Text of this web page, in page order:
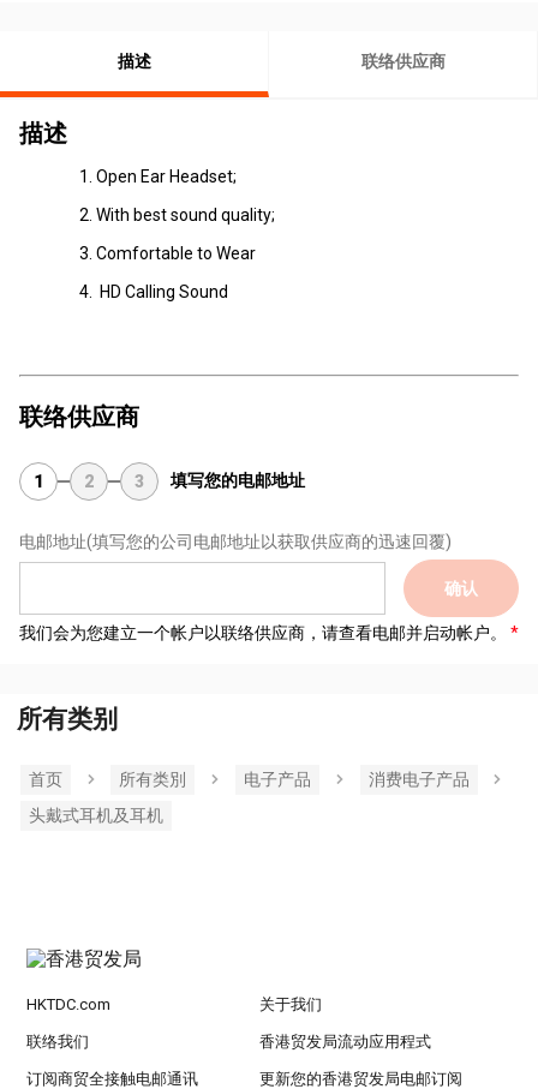
描述 联络供应商
描述
Open Ear Headset;
With best sound quality;
Comfortable to Wear
HD Calling Sound
联络供应商
1 2 3 填写您的电邮地址
电邮地址(填写您的公司电邮地址以获取供应商的迅速回覆)
确认
我们会为您建立一个帐户以联络供应商，请查看电邮并启动帐户。
所有类别
首页 所有类別 电子产品
消费电子产品
头戴式耳机及耳机
HKTDC.com 关于我们
联络我们 香港贸发局流动应用程式
订阅商贸全接触电邮通讯 更新您的香港贸发局电邮订阅